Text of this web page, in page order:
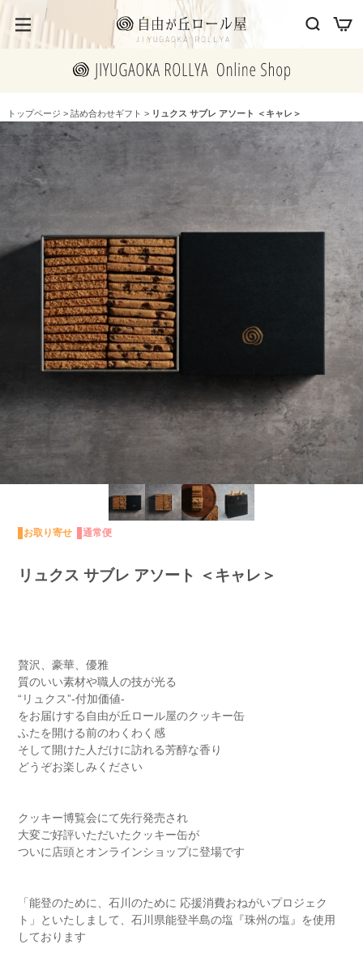
トップページ > 詰め合わせギフト > リュクス サブレ アソート ＜キャレ＞
リュクス サブレ アソート ＜キャレ＞
お取り寄せ 通常便
贅沢、豪華、優雅
質のいい素材や職人の技が光る
“リュクス”-付加価値-
をお届けする自由が丘ロール屋のクッキー缶
ふたを開ける前のわくわく感
そして開けた人だけに訪れる芳醇な香り
どうぞお楽しみください
クッキー博覧会にて先行発売され
大変ご好評いただいたクッキー缶が
ついに店頭とオンラインショップに登場です
「能登のために、石川のために 応援消費おねがいプロジェク
ト」といたしまして、石川県能登半島の塩『珠州の塩』を使用
しております